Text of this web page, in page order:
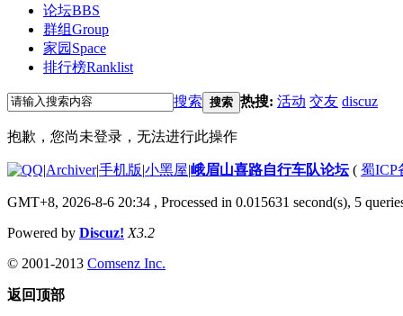
论坛BBS
群组Group
家园 Space
排行榜Ranklist
搜索 搜索 热搜: 活动 交友 discuz
抱歉，您尚未登录，无法进行此操作
|Archiver|手机版|小黑屋|峨眉山喜路自行车队论坛( 蜀ICP
GMT+8, 2026-8-6 20:34 , Processed in 0.015631 second(s), 5
Powered by Discuz! X3.2
© 2001-2013 Comsenz Inc.
返回顶部